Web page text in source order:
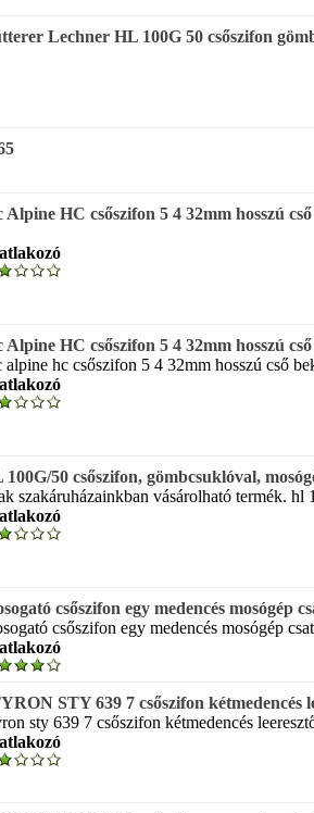
Lechner HL 100G 50 csőszifon
Alpine HC csőszifon 5 4 32mm hosszú
Alpine HC csőszifon 5 4 32mm hosszú
alpine hc csőszifon 5 4 32mm hosszú cső
100G/50 csőszifon, gömbcsuklóval,
szakáruházainkban vásárolható termék. hl
csőszifon egy medencés mosógép
csőszifon egy medencés mosógép
STY 639 7 csőszifon kétmedencés
sty 639 7 csőszifon kétmedencés